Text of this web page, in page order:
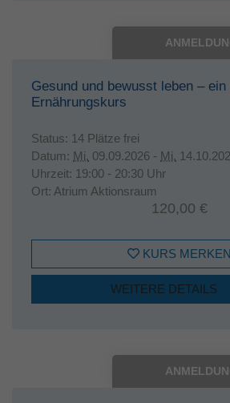
Gesund und bewusst leben –
Ernährungskurs
Status: 14 Plätze frei
Datum: Mi. 09.09.2026 - Mi.
Uhrzeit: 19:00 - 20:30 Uhr
Ort: Atrium Aktionsraum
120,00 €
KURS MERKEN
WEITERE DETAILS